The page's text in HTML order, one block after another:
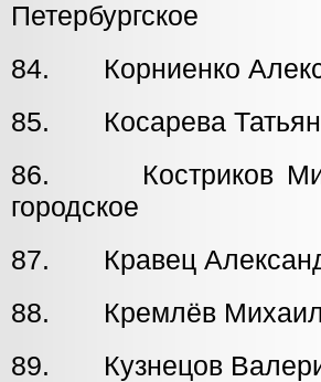
Петербургское
84. Корниенко
85. Косарева
86. Костриков
городское
87. Кравец
88. Кремлёв Михаил
89. Кузнецов